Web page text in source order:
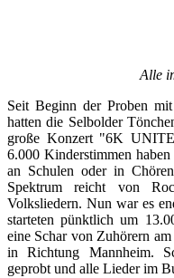
Alle
Seit Beginn der Proben
hatten die Selbolder
große Konzert "6K
6.000 Kinderstimmen
an Schulen oder in
Spektrum reicht von
Volksliedern. Nun war es
starteten pünktlich um
eine Schar von Zuhörern
in Richtung Mannheim.
geprobt und alle Lieder im